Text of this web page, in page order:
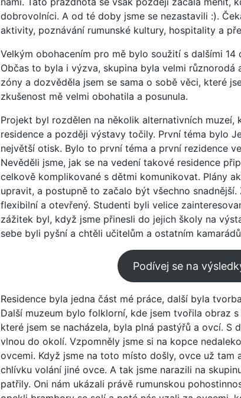
dobrovolníci. A od té doby jsme se nezastavili :).
aktivity, poznávání rumunské kultury, hospitality a
Velkým obohacením pro mě bylo soužití s dalšími
Občas to byla i výzva, skupina byla velmi
zóny a dozvěděla jsem se sama o sobě věci, které
zkušenost mě velmi obohatila a posunula.
Projekt byl rozdělen na několik alternativních muzeí,
residence a později výstavy točily. První téma bylo
největší otisk. Bylo to první téma a první rezidence
Nevěděli jsme, jak se na vedení takové residence
celkově komplikované s dětmi komunikovat. Plány
upravit, a postupně to začalo být všechno
flexibilní a otevřený. Studenti byli velice
zážitek byl, když jsme přinesli do jejich školy na
sebe byli pyšní a chtěli učitelům a ostatním
Podívej se na
Residence byla jedna část mé práce, další byla
Další muzeum bylo folklorní, kde jsem tvořila obraz
které jsem se nacházela, byla plná pastýřů a ovcí. S
vlnou do okolí. Vzpomněly jsme si na kopce
ovcemi. Když jsme na toto místo došly, ovce už tam
chlívku volání jiné ovce. A tak jsme narazili na
patřily. Oni nám ukázali právě rumunskou